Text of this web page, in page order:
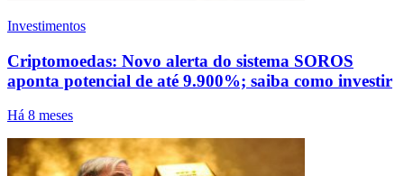
Investimentos
Criptomoedas: Novo alerta do sistema SOROS
aponta potencial de até 9.900%; saiba como investir
Há 8 meses